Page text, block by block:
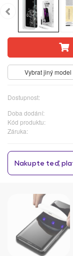
Vybrat jiný model
Dostupnost:
Doba dodání:
Kód produktu:
Záruka: